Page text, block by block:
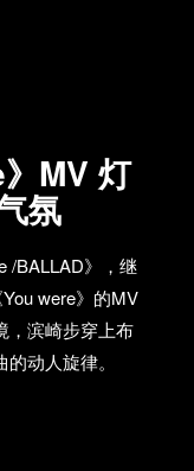
MV 灯
氛
/BALLAD》，继
were》的MV
，滨崎步穿上布
动人旋律。